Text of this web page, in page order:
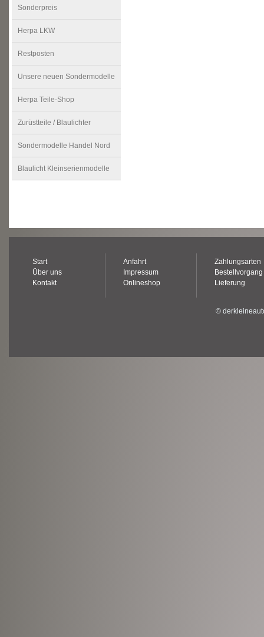
Sonderpreis
Herpa LKW
Restposten
Unsere neuen Sondermodelle
Herpa Teile-Shop
Zurüstteile / Blaulichter
Sondermodelle Handel Nord
Blaulicht Kleinserienmodelle
Start
Über uns
Kontakt
Anfahrt
Impressum
Onlineshop
Zahlungsarten
Bestellvorgang
Lieferung
©